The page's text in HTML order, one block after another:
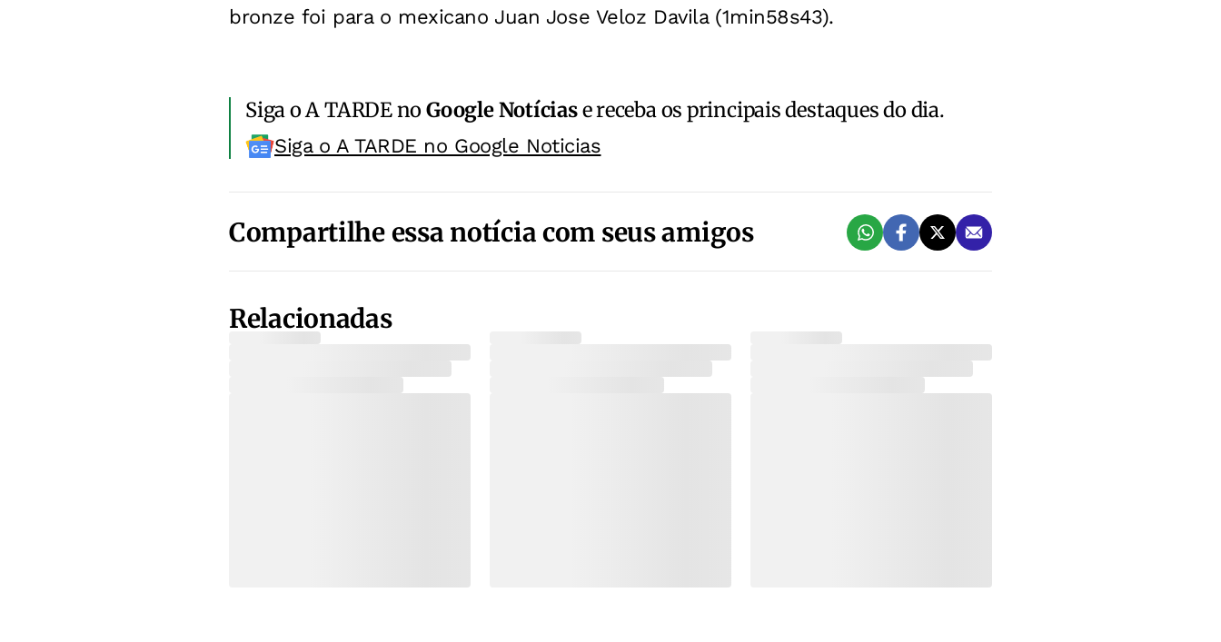
bronze foi para o mexicano Juan Jose Veloz Davila (1min58s43).
Siga o A TARDE noGoogle Notíciase receba os principais destaques do dia.
Siga o A TARDE no Google Noticias
Compartilhe essa notícia com seus amigos
Relacionadas